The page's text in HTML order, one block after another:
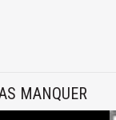
MANQUER